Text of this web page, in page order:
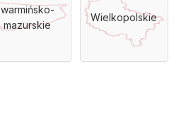
warmińsko-
mazurskie
Wielkopolskie